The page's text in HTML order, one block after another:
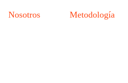
Nosotros Metodología